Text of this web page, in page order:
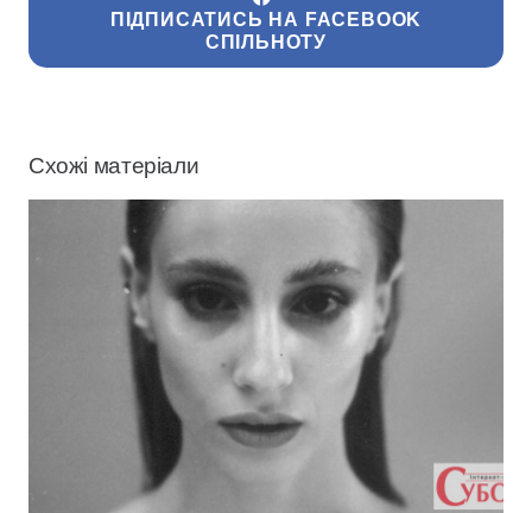
ПІДПИСАТИСЬ НА FACEBOOK
СПІЛЬНОТУ
Схожі матеріали